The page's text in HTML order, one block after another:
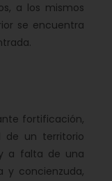
a los mismos
se encuentra
fortificación,
de un territorio
a falta de una
y concienzuda,